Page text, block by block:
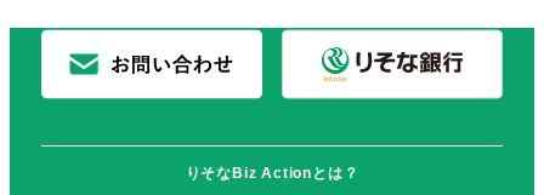
りそなBiz Actionとは？